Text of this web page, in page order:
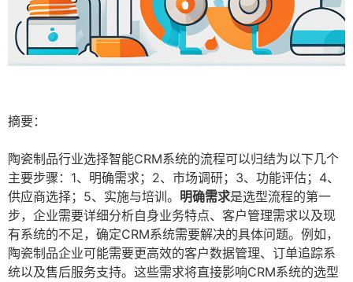
摘要：
陶瓷制品行业选择智能CRM系统的流程可以归结为以下几个
主要步骤：1、明确需求；2、市场调研；3、功能评估；4、
供应商选择；5、实施与培训。 明确需求是选型流程的第一
步，企业需要详细分析自身业务特点、客户管理需求以及现
有系统的不足，确定CRM系统需要解决的具体问题。例如，
陶瓷制品企业可能需要更高效的客户数据管理、订单追踪系
统以及售后服务支持。这些需求将直接影响CRM系统的选型